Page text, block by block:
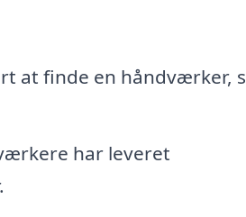
at finde en håndværker,
har leveret